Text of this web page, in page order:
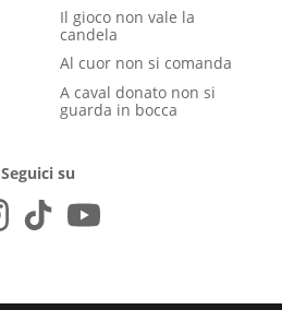
Il gioco non vale la
candela
Al cuor non si comanda
A caval donato non si
guarda in bocca
Seguici su